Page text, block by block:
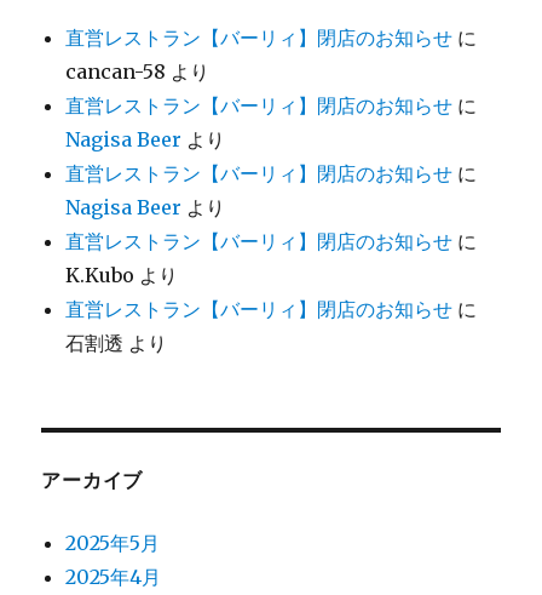
直営レストラン【バーリィ】閉店のお知らせ に
cancan-58 より
直営レストラン【バーリィ】閉店のお知らせ に
Nagisa Beer より
直営レストラン【バーリィ】閉店のお知らせ に
Nagisa Beer より
直営レストラン【バーリィ】閉店のお知らせ に
K.Kubo より
直営レストラン【バーリィ】閉店のお知らせ に
石割透 より
アーカイブ
2025年5月
2025年4月